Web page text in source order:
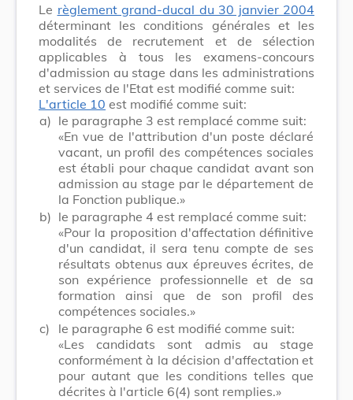
Le règlement grand-ducal du 30 janvier 2004
déterminant les conditions générales et les
modalités de recrutement et de sélection
applicables à tous les examens-concours
d'admission au stage dans les administrations
et services de l'Etat est modifié comme suit:
L'article 10 est modifié comme suit:
a) le paragraphe 3 est remplacé comme suit:
«En vue de l'attribution d'un poste déclaré
vacant, un profil des compétences sociales
est établi pour chaque candidat avant son
admission au stage par le département de
la Fonction publique.»
b) le paragraphe 4 est remplacé comme suit:
«Pour la proposition d'affectation définitive
d'un candidat, il sera tenu compte de ses
résultats obtenus aux épreuves écrites, de
son expérience professionnelle et de sa
formation ainsi que de son profil des
compétences sociales.»
c)
le paragraphe 6 est modifié comme suit:
«Les candidats sont admis au stage
conformément à la décision d'affectation et
pour autant que les conditions telles que
décrites à l'article 6(4) sont remplies.»